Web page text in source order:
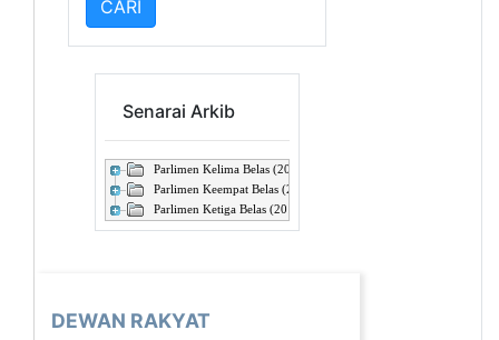
Senarai Arkib
Parlimen Kelima Belas (2022 - Sekarang)
Parlimen Keempat Belas (2018 - 2022)
Parlimen Ketiga Belas (2013 - 2018)
DEWAN RAKYAT